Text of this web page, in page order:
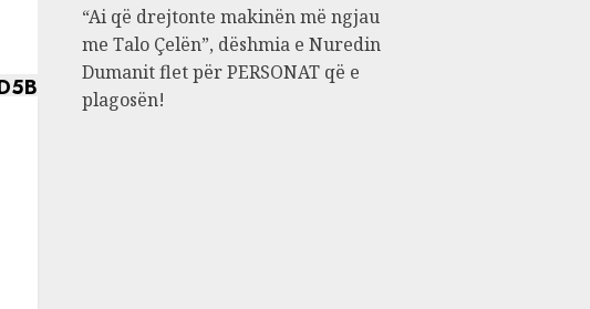
“Ai që drejtonte makinën më ngjau
me Talo Çelën”, dëshmia e Nuredin
Dumanit flet për PERSONAT që e
plagosën!